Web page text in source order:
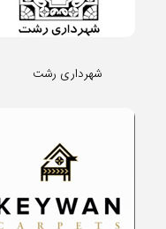
شهرداری رشت